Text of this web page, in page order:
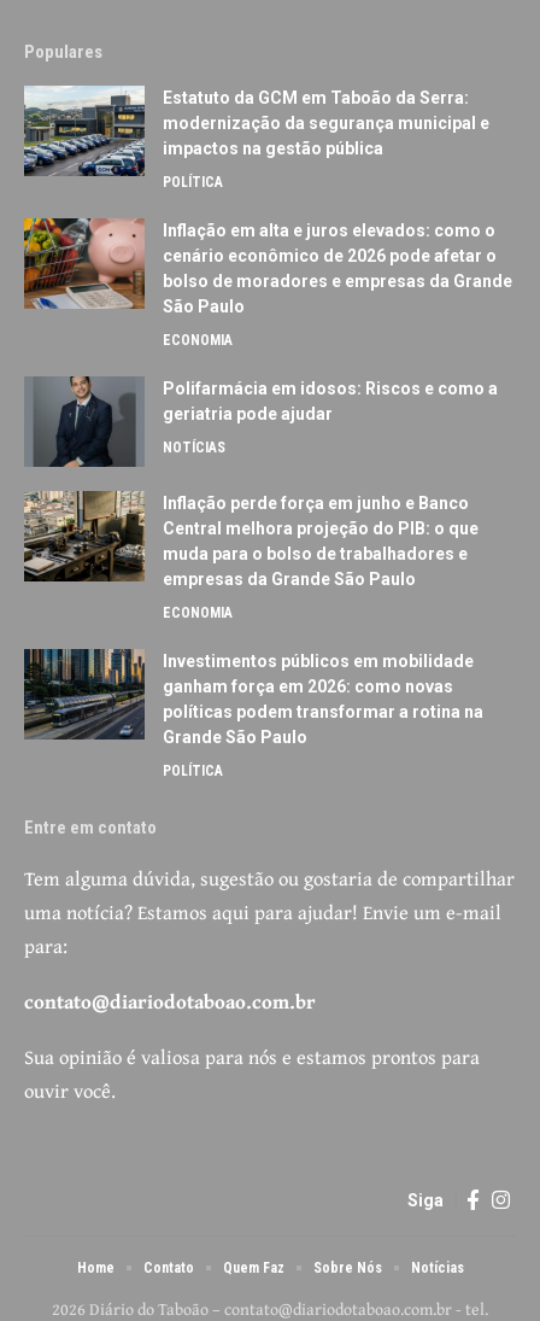
Populares
Estatuto da GCM em Taboão da Serra:
modernização da segurança municipal e
impactos na gestão pública
POLÍTICA
Inflação em alta e juros elevados: como o
cenário econômico de 2026 pode afetar o
bolso de moradores e empresas da Grande
São Paulo
ECONOMIA
Polifarmácia em idosos: Riscos e como a
geriatria pode ajudar
NOTÍCIAS
Inflação perde força em junho e Banco
Central melhora projeção do PIB: o que
muda para o bolso de trabalhadores e
empresas da Grande São Paulo
ECONOMIA
Investimentos públicos em mobilidade
ganham força em 2026: como novas
políticas podem transformar a rotina na
Grande São Paulo
POLÍTICA
Entre em contato
Tem alguma dúvida, sugestão ou gostaria de compartilhar
uma notícia? Estamos aqui para ajudar! Envie um e-mail
para:
contato@diariodotaboao.com.br
Sua opinião é valiosa para nós e estamos prontos para
ouvir você.
Siga
2026 Diário do Taboão – contato@diariodotaboao.com.br- tel.
Home Contato Quem Faz Sobre Nós Notícias